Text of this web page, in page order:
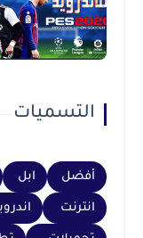
التسميات
أفضل ابل
انترنت